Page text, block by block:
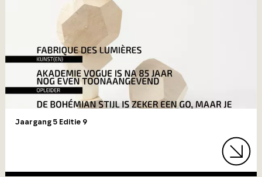
Jaargang 5 Editie 9